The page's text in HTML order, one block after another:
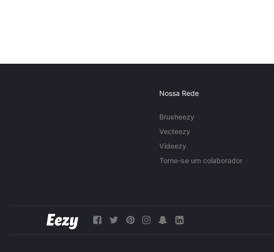
Nossa Rede
Brusheezy
Vecteezy
Videezy
Torne-se um colaborador